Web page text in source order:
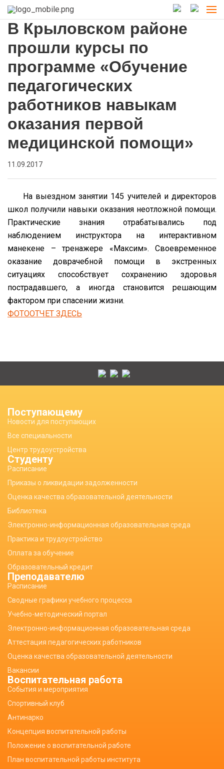
В Крыловском районе
прошли курсы по
программе «Обучение
педагогических
работников навыкам
оказания первой
медицинской помощи»
11.09.2017
На выездном занятии 145 учителей и директоров
школ получили навыки оказания неотложной помощи.
Практические знания отрабатывались под
наблюдением инструктора на интерактивном
манекене – тренажере «Максим». Своевременное
оказание доврачебной помощи в экстренных
ситуациях способствует сохранению здоровья
пострадавшего, а иногда становится решающим
фактором при спасении жизни.
ФОТООТЧЕТ ЗДЕСЬ
Поступающему
Новости для поступающих
Все специальности
Центр трудоустройства
Студенту
Расписание
Приказы о ликвидации задолженности
Оценка качества образовательной деятельности
Библиотека
Электронно-информационная образовательная среда
Практика и трудоустройство
Оплата за обучение
Образовательный кредит
Преподавателю
Расписание
Сводные графики учебного процесса
Учебно-методический портал
Электронно-информационная образовательная среда
Аттестация педагогических работников
Оценка качества образовательной деятельности
Вакансии
Воспитательная работа
События и мероприятия
Спортивный клуб
Антинарко
Концепция воспитательной работы
Положение о воспитательной работе
План воспитательной работы института